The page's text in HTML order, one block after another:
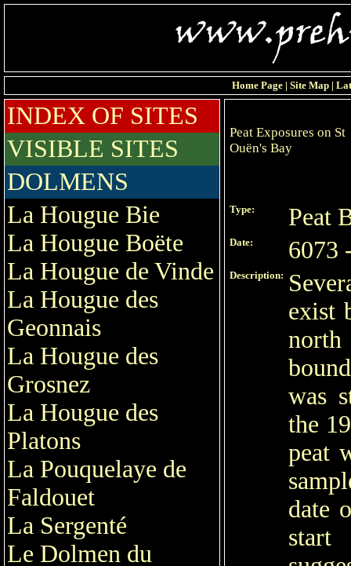
Home Page | Site Map |
INDEX OF SITES
VISIBLE SITES
DOLMENS
La Hougue Bie
La Hougue Boëte
La Hougue de Vinde
La Hougue des
Geonnais
La Hougue des
Grosnez
La Hougue des
Platons
La Pouquelaye de
Faldouet
La Sergenté
Le Dolmen du
Peat Exposures on St
Ouën's Bay
Type: Peat
Date: 6073
Description:
exist
north
was
the
peat
date